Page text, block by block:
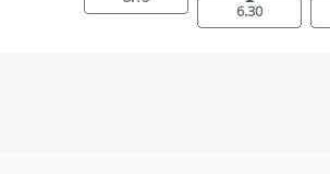
6.30